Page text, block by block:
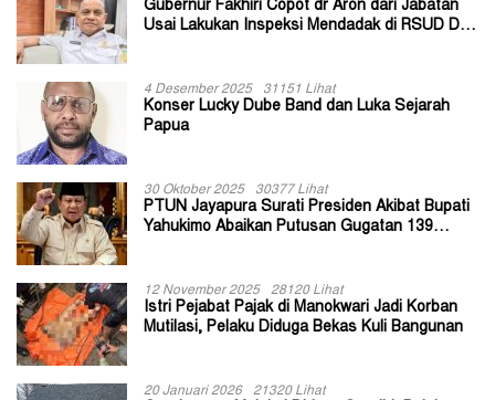
Gubernur Fakhiri Copot dr Aron dari Jabatan
Usai Lakukan Inspeksi Mendadak di RSUD Dok
4 Desember 2025 31151 Lihat
Konser Lucky Dube Band dan Luka Sejarah
Papua
30 Oktober 2025 30377 Lihat
PTUN Jayapura Surati Presiden Akibat Bupati
Yahukimo Abaikan Putusan Gugatan 139
12 November 2025 28120 Lihat
Istri Pejabat Pajak di Manokwari Jadi Korban
Mutilasi, Pelaku Diduga Bekas Kuli Bangunan
20 Januari 2026 21320 Lihat